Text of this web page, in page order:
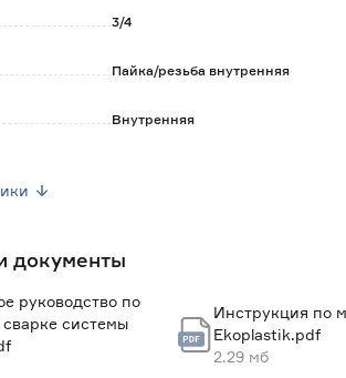
3/4
Пайка/резьба внутренняя
Внутренняя
(Бар) 10
документы
руководство по
системы
Инструкция по
Ekoplastik.pdf
2.29 мб